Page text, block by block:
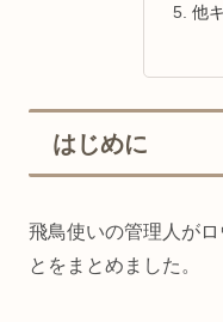
他
はじめに
飛鳥使いの管理人が
とをまとめました。